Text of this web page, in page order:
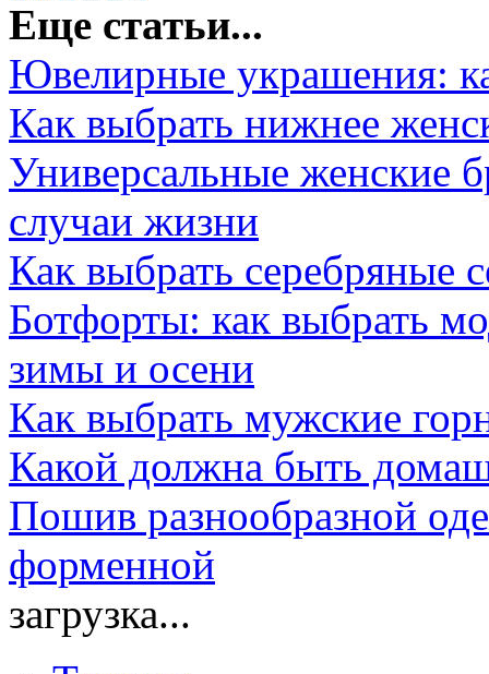
Еще статьи...
Ювелирные украшения:
Как выбрать нижнее
Универсальные женские
случаи жизни
Как выбрать серебряные
Ботфорты: как выбрать
зимы и осени
Как выбрать мужские
Какой должна быть
Пошив разнообразной
форменной
загрузка...